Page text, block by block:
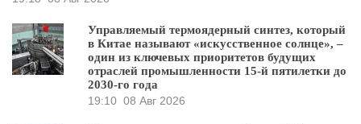
Управляемый термоядерный синтез, который
в Китае называют «искусственное солнце», –
один из ключевых приоритетов будущих
отраслей промышленности 15-й пятилетки до
2030-го года
19:10 08 Авг 2026